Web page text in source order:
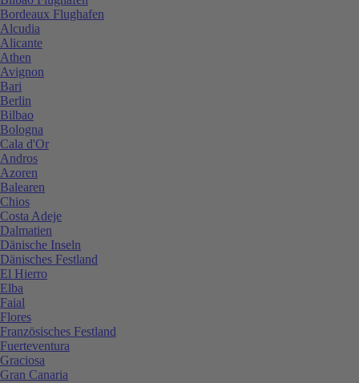
Bordeaux Flughafen
Alcudia
Alicante
Athen
Avignon
Bari
Berlin
Bilbao
Bologna
Cala d'Or
Andros
Azoren
Balearen
Chios
Costa Adeje
Dalmatien
Dänische Inseln
Dänisches Festland
El Hierro
Elba
Faial
Flores
Französisches Festland
Fuerteventura
Graciosa
Gran Canaria